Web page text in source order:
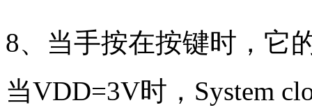
8、当手按在按键时，它
当VDD=3V时，System